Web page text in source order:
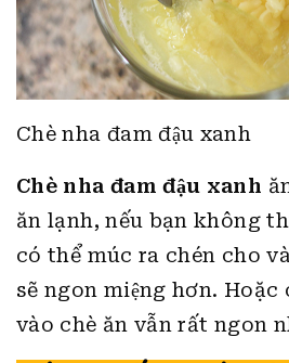
Chè nha đam đậu xanh
Chè nha đam đậu xanh
ăn lạnh, nếu bạn không
có thể múc ra chén cho
sẽ ngon miệng hơn.
vào chè ăn vẫn rất ngon